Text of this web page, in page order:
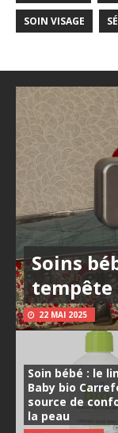
SOIN VISAGE
Soins
tempête
22 MAI 2025
Soin bébé : le
Baby bio
source de
la peau